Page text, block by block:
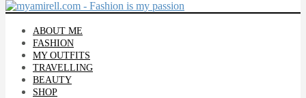
ABOUT ME
FASHION
MY OUTFITS
TRAVELLING
BEAUTY
SHOP